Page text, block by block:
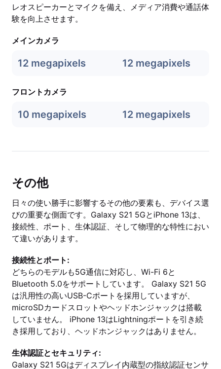
レオスピーカーとマイクを備え、メディア消費や通話体
験を向上させます。
メインカメラ
12 megapixels 12 megapixels
フロントカメラ
10 megapixels 12 megapixels
その他
日々の使い勝手に影響するその他の要素も、デバイス選
びの重要な側面です。Galaxy S21 5GとiPhone 13は、
接続性、ポート、生体認証、そして物理的な特性におい
て違いがあります。
接続性とポート:
どちらのモデルも5G通信に対応し、Wi-Fi 6と
Bluetooth 5.0をサポートしています。 Galaxy S21 5G
は汎用性の高いUSB-Cポートを採用していますが、
microSDカードスロットやヘッドホンジャックは搭載
していません。 iPhone 13はLightningポートを引き続
き採用しており、ヘッドホンジャックはありません。
生体認証とセキュリティ:
Galaxy S21 5Gはディスプレイ内蔵型の指紋認証センサ